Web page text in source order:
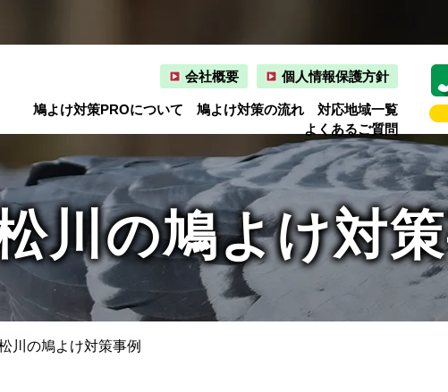
会社概要 個人情報保護方針
鳩よけ対策PROについて 鳩よけ対策の流れ
対応地域一覧
よくあるご質問
川の鳩よけ対
川の鳩よけ対策事例